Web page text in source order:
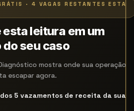
· 4 VAGAS RESTANTES ESTA
leitura em um
seu caso
mostra onde sua operação
escapar agora.
5 vazamentos de receita da sua